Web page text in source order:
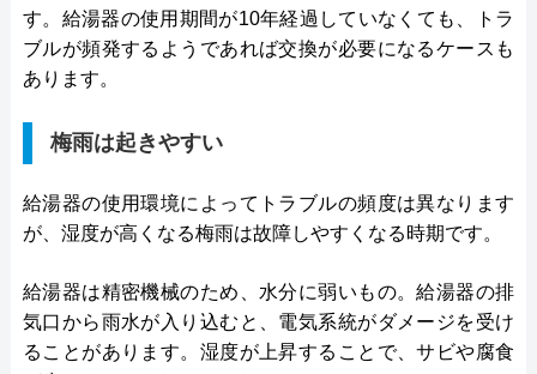
す。給湯器の使用期間が10年経過していなくても、トラ
ブルが頻発するようであれば交換が必要になるケースも
あります。
梅雨は起きやすい
給湯器の使用環境によってトラブルの頻度は異なります
が、湿度が高くなる梅雨は故障しやすくなる時期です。
給湯器は精密機械のため、水分に弱いもの。給湯器の排
気口から雨水が入り込むと、電気系統がダメージを受け
ることがあります。湿度が上昇することで、サビや腐食